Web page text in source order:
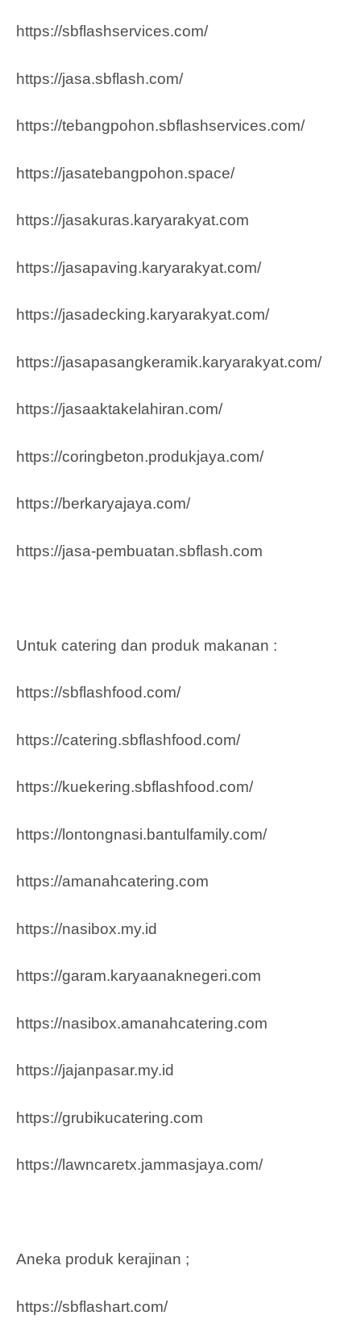
https://sbflashservices.com/
https://jasa.sbflash.com/
https://tebangpohon.sbflashservices.com/
https://jasatebangpohon.space/
https://jasakuras.karyarakyat.com
https://jasapaving.karyarakyat.com/
https://jasadecking.karyarakyat.com/
https://jasapasangkeramik.karyarakyat.com/
https://jasaaktakelahiran.com/
https://coringbeton.produkjaya.com/
https://berkaryajaya.com/
https://jasa-pembuatan.sbflash.com
Untuk catering dan produk makanan :
https://sbflashfood.com/
https://catering.sbflashfood.com/
https://kuekering.sbflashfood.com/
https://lontongnasi.bantulfamily.com/
https://amanahcatering.com
https://nasibox.my.id
https://garam.karyaanaknegeri.com
https://nasibox.amanahcatering.com
https://jajanpasar.my.id
https://grubikucatering.com
https://lawncaretx.jammasjaya.com/
Aneka produk kerajinan ;
https://sbflashart.com/